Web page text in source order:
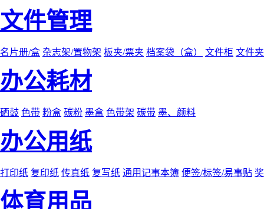
文件管理
名片册/盒 杂志架/置物架 板夹/票夹 档案袋（盒） 文件柜 文件
办公耗材
硒鼓 色带 粉盒 碳粉 墨盒 色带架 碳带 墨、颜料
办公用纸
打印纸 复印纸 传真纸 复写纸 通用记事本簿 便签/标签/易事贴
体育用品